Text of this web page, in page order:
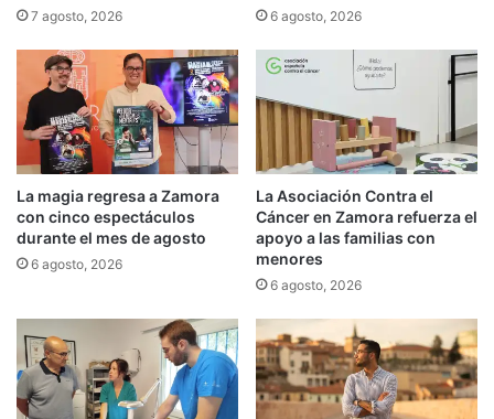
7 agosto, 2026 6 agosto, 2026
La magia regresa a Zamora
con cinco espectáculos
durante el mes de agosto
6 agosto, 2026
La Asociación Contra el
Cáncer en Zamora refuerza el
apoyo a las familias con
menores
6 agosto, 2026